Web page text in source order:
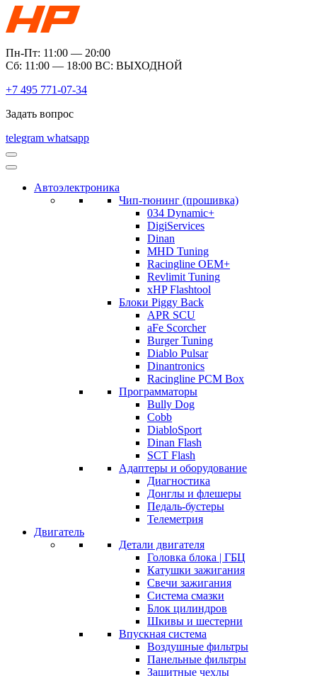
Пн-Пт: 11:00 — 20:00
Сб: 11:00 — 18:00 ВС: ВЫХОДНОЙ
+7 495 771-07-34
Задать вопрос
telegram whatsapp
Автоэлектроника
Чип-тюнинг (прошивка)
034 Dynamic+
DigiServices
Dinan
MHD Tuning
Racingline OEM+
Revlimit Tuning
xHP Flashtool
Блоки Piggy Back
APR SCU
aFe Scorcher
Burger Tuning
Diablo Pulsar
Dinantronics
Racingline PCM Box
Программаторы
Bully Dog
Cobb
DiabloSport
Dinan Flash
SCT Flash
Адаптеры и оборудование
Диагностика
Донглы и флешеры
Педаль-бустеры
Телеметрия
Двигатель
Детали двигателя
Головка блока | ГБЦ
Катушки зажигания
Свечи зажигания
Система смазки
Блок цилиндров
Шкивы и шестерни
Впускная система
Воздушные фильтры
Панельные фильтры
Защитные чехлы